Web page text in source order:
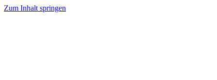
Zum Inhalt springen